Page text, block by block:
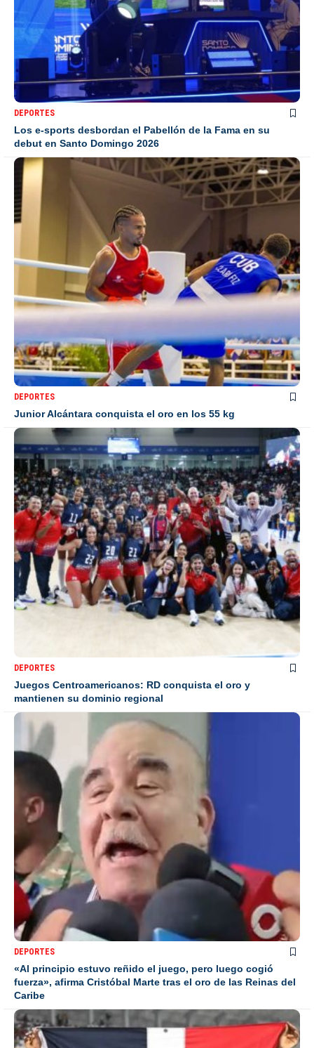
DEPORTES
Los e-sports desbordan el Pabellón de la Fama en su
debut en Santo Domingo 2026
DEPORTES
Junior Alcántara conquista el oro en los 55 kg
DEPORTES
Juegos Centroamericanos: RD conquista el oro y
mantienen su dominio regional
DEPORTES
«Al principio estuvo reñido el juego, pero luego cogió
fuerza», afirma Cristóbal Marte tras el oro de las Reinas del
Caribe